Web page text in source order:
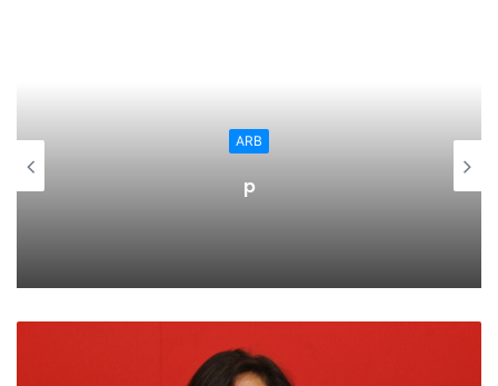
consecuencia del mal estado de la vía.
Algunos elementos como vallas de delimitación, señales,
bolardos, etc. presentan un deterioro evidente e incluso
Para dar solución eficaz a este problema es necesario que
el Gobierno de La Rioja ponga en marcha un plan de
ARB
p